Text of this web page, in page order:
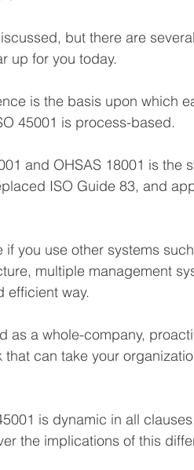
but there are
up for you today.
is the basis upon which
45001 is process-based.
and OHSAS 18001 is the
ISO Guide 83, and
if you use other systems
multiple management
efficient way.
as a whole-company,
that can take your
is dynamic in all
the implications of this